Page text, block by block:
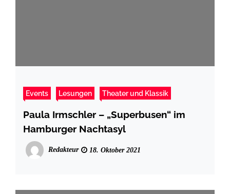
Events Lesungen Theater und Klassik
Paula Irmschler – „Superbusen“ im
Hamburger Nachtasyl
Redakteur 18. Oktober 2021